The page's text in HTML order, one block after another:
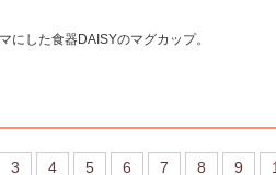
にした食器DAISYのマグカップ。
3 4 5 6 7 8 9